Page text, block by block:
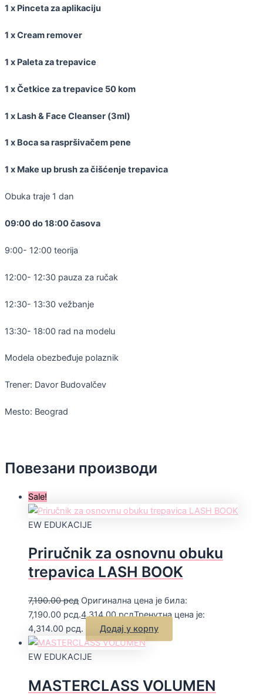
1 x Pinceta za aplikaciju
1 x Cream remover
1 x Paleta za trepavice
1 x Četkice za trepavice 50 kom
1 x Lash & Face Cleanser (3ml)
1 x Boca sa raspršivačem pene
1 x Make up brush za čišćenje trepavica
Obuka traje 1 dan
09:00 do 18:00 časova
9:00- 12:00 teorija
12:00- 12:30 pauza za ručak
12:30- 13:30 vežbanje
13:30- 18:00 rad na modelu
Modela obezbeđuje polaznik
Trener: Davor Budovalčev
Mesto: Beograd
Повезани производи
Sale!
EW EDUKACIJE
Priručnik za osnovnu obuku
trepavica LASH BOOK
7,190.00рсд Оригинална цена је била:
7,190.00 рсд.4,314.00рсдТренутна цена је:
4,314.00 рсд.
Додај у корпу
EW EDUKACIJE
MASTERCLASS VOLUMEN